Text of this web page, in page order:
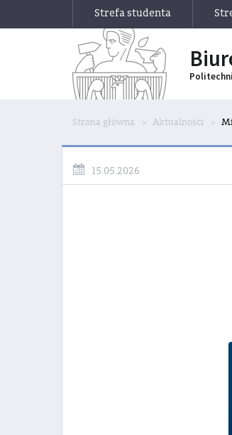
Strefa studenta
Strona główna Aktualności
15.05.2026